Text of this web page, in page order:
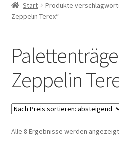
Händlerbereich
Impressum
Über uns
Zur Info
Start
Produkte
Zeppelin Terex“
Zeppelin
Alle 8 Ergebnisse werden angezeigt